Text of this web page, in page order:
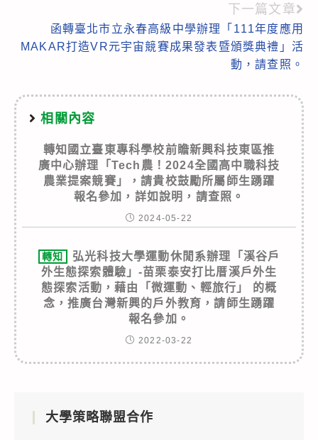
下一篇文章
函轉臺北市立永春高級中學辦理「111年度應用
MAKAR打造VR元宇宙競賽成果發表暨頒獎典禮」活
動，請查照。
相關內容
轉知國立臺東專科學校前瞻新興科技東區推
廣中心辦理「Tech農！2024全國高中職科技
農業提案競賽」，請貴校鼓勵所屬師生踴躍
報名參加，詳如說明，請查照。
2024-05-22
轉知
弘光科技大學運動休閒系辦理「溪谷戶
外生態探索體驗」-苗栗泰安打比厝溪戶外生
態探索活動，藉由「微運動、輕旅行」 的概
念，推廣台灣新興的戶外教育，請師生踴躍
報名參加。
2022-03-22
大學策略聯盟合作